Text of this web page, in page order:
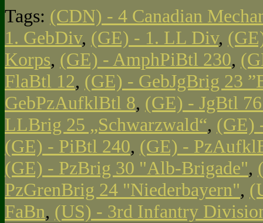
Tags: (CDN) - 4 Canadian
1. GebDiv, (GE) - 1. LL Div,
Korps, (GE) - AmphPiBtl 230,
FlaBtl 12, (GE) - GebJgBrig 23
GebPzAufklBtl 8, (GE) - JgBtl
LLBrig 25 „Schwarzwald“, (GE)
(GE) - PiBtl 240, (GE) -
(GE) - PzBrig 30 "Alb-Brigade",
PzGrenBrig 24 "Niederbayern",
FaBn, (US) - 3rd Infantry